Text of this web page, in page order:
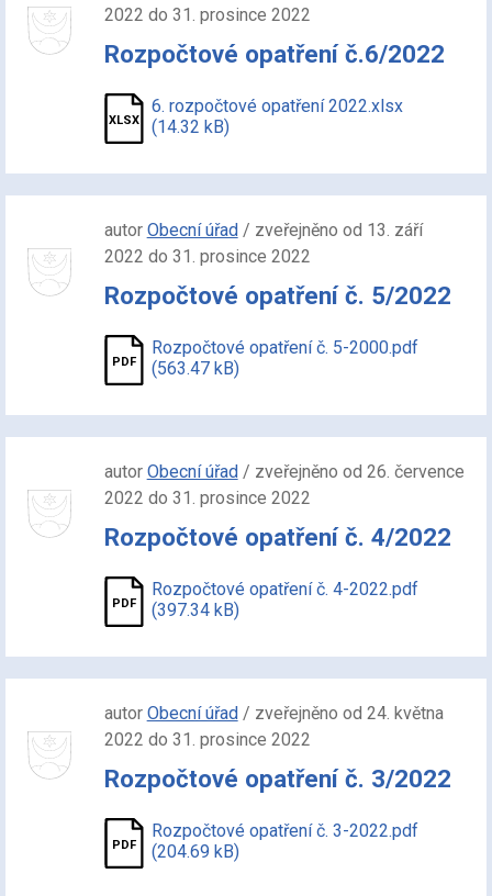
2022 do 31. prosince 2022
Rozpočtové opatření č.6/2022
6. rozpočtové opatření 2022.xlsx
(14.32 kB)
autor Obecní úřad/ zveřejněno od 13. září
2022 do 31. prosince 2022
Rozpočtové opatření č. 5/2022
Rozpočtové opatření č. 5-2000.pdf
(563.47 kB)
autor Obecní úřad/ zveřejněno od 26. července
2022 do 31. prosince 2022
Rozpočtové opatření č. 4/2022
Rozpočtové opatření č. 4-2022.pdf
(397.34 kB)
autor Obecní úřad/ zveřejněno od 24. května
2022 do 31. prosince 2022
Rozpočtové opatření č. 3/2022
Rozpočtové opatření č. 3-2022.pdf
(204.69 kB)